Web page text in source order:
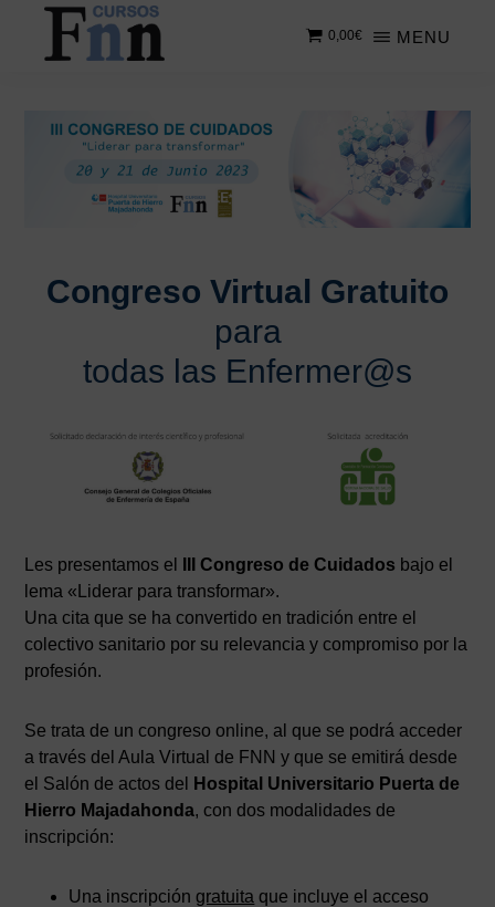
Saltar
contenido
cursos
online
MENU
0,00€
Congreso Virtual Gratuito
para
todas las Enfermer@s
Les presentamos el III Congreso de Cuidados bajo el
lema «Liderar para transformar».
Una cita que se ha convertido en tradición entre el
colectivo sanitario por su relevancia y compromiso por la
profesión.
Se trata de un congreso online, al que se podrá acceder
a través del Aula Virtual de FNN y que se emitirá desde
el Salón de actos del
Hospital Universitario Puerta de
Hierro Majadahonda, con dos modalidades de
inscripción:
Una inscripcióngratuita que incluye el acceso